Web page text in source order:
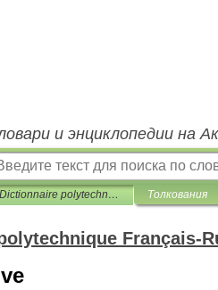
и энциклопедии на
Dictionnaire polytechnique Français-Russe Толкования
Français-